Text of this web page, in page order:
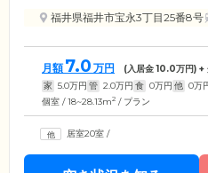
福井県福井市宝永3丁目25番8号
月額 7.0 万円 (入居金10.0万円) +
家 5.0万円 管 2.0万円 食 0万円 他 0万
個室 / 18~28.13m2 / プラン
居室20室 /